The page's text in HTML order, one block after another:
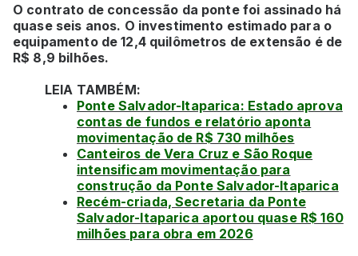
O contrato de concessão da ponte foi assinado há
quase seis anos. O investimento estimado para o
equipamento de 12,4 quilômetros de extensão é de
R$ 8,9 bilhões.
LEIA TAMBÉM:
Ponte Salvador-Itaparica: Estado aprova
contas de fundos e relatório aponta
movimentação de R$ 730 milhões
Canteiros de Vera Cruz e São Roque
intensificam movimentação para
construção da Ponte Salvador-Itaparica
Recém-criada, Secretaria da Ponte
Salvador-Itaparica aportou quase R$ 160
milhões para obra em 2026